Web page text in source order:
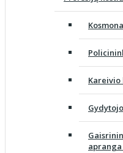
Kareivio